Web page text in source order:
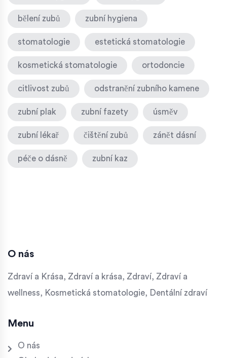
bělení zubů zubní hygiena
stomatologie estetická stomatologie
kosmetická stomatologie ortodoncie
citlivost zubů odstranění zubního kamene
zubní plak zubní fazety úsměv
zubní lékař čištění zubů zánět dásní
péče o dásně zubní kaz
O nás
Zdraví a Krása, Zdraví a krása, Zdraví, Zdraví a
wellness, Kosmetická stomatologie, Dentální zdraví
Menu
O nás